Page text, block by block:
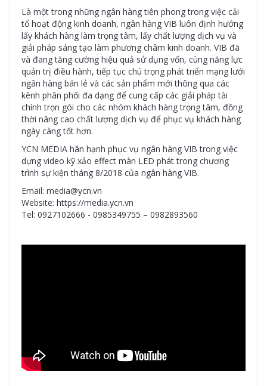
Là một trong những ngân hàng tiên phong trong việc cải
tổ hoạt động kinh doanh, ngân hàng VIB luôn định hướng
lấy khách hàng làm trọng tâm, lấy chất lượng dịch vụ và
giải pháp sáng tạo làm phương châm kinh doanh. VIB đã
và đang tăng cường hiệu quả sử dụng vốn, cùng năng lực
quản trị điều hành, tiếp tục chú trọng phát triển mạng lưới
ngân hàng bán lẻ và các sản phẩm mới thông qua các
kênh phân phối đa dạng để cung cấp các giải pháp tài
chính trọn gói cho các nhóm khách hàng trọng tâm, đồng
thời nâng cao chất lượng dịch vụ để phục vụ khách hàng
ngày càng tốt hơn.
YCN MEDIA hân hạnh phục vụ ngân hàng VIB trong việc
dựng video kỹ xảo effect màn LED phát trong chương
trình sự kiện tháng 8/2018 của ngân hàng VIB.
Email: media@ycn.vn
Website: https://media.ycn.vn
Tel: 0927102666 - 0985349755 – 0982893560